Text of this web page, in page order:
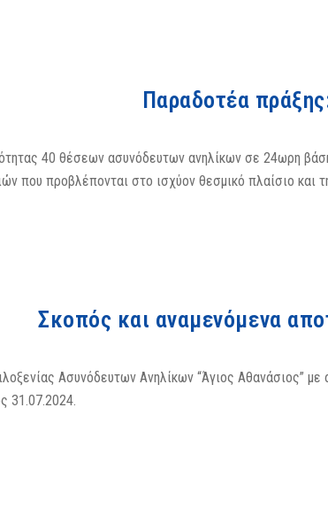
Παραδοτέα
40 θέσεων ασυνόδευτων ανηλίκων σε 24ωρη
που προβλέπονται στο ισχύον θεσμικό πλαίσιο και
Σκοπός και αναμενόμενα
Ασυνόδευτων Ανηλίκων “Άγιος Αθανάσιος”
31.07.2024.